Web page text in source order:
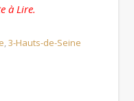
à Lire.
,3-Hauts-de-Seine